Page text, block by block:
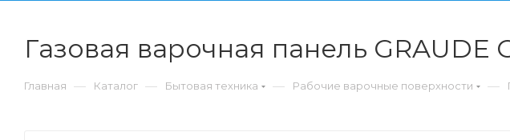
Газовая варочная панель GRAUDE
Главная — Каталог — Бытовая техника — Рабочие варочные поверхности —